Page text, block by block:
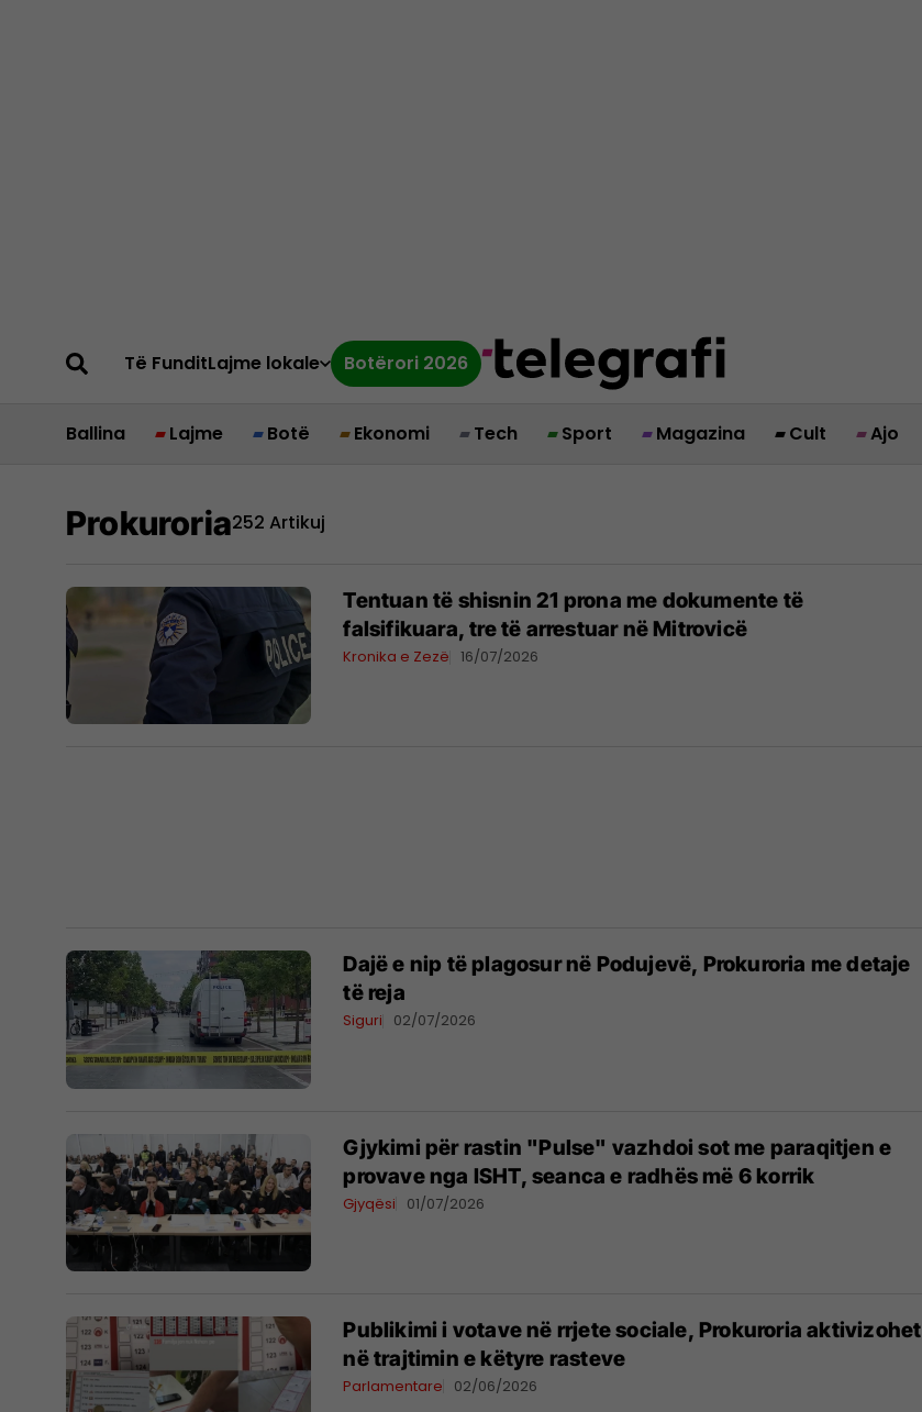
Të FunditLajme lokale Botërori 2026
Ballina Lajme Botë Ekonomi Tech Sport Magazina Cult Ajo
Prokuroria252 Artikuj
Tentuan të shisnin 21 prona me dokumente të
falsifikuara, tre të arrestuar në Mitrovicë
Kronika e Zezë 16/07/2026
Dajë e nip të plagosur në Podujevë, Prokuroria me detaje
të reja
Siguri 02/07/2026
Gjykimi për rastin "Pulse" vazhdoi sot me paraqitjen e
provave nga ISHT, seanca e radhës më 6 korrik
Gjyqësi 01/07/2026
Publikimi i votave në rrjete sociale, Prokuroria aktivizohet
në trajtimin e këtyre rasteve
Parlamentare 02/06/2026